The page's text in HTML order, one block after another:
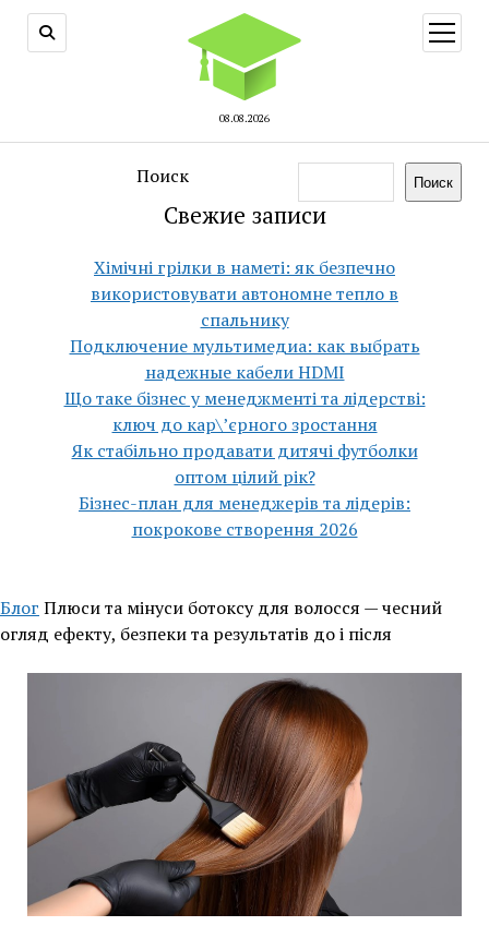
08.08.2026
меню
Поиск Поиск
Свежие записи
Хімічні грілки в наметі: як безпечно
використовувати автономне тепло в
спальнику
Подключение мультимедиа: как выбрать
надежные кабели HDMI
Що таке бізнес у менеджменті та лідерстві:
ключ до кар\’єрного зростання
Як стабільно продавати дитячі футболки
оптом цілий рік?
Бізнес-план для менеджерів та лідерів:
покрокове створення 2026
Блог Плюси та мінуси ботоксу для волосся — чесний
огляд ефекту, безпеки та результатів до і після